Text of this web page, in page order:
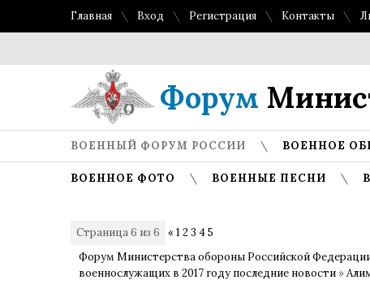
Главная Вход Регистрация Контакты
Форум
ВОЕННЫЙ ФОРУМ РОССИИ ВОЕННОЕ
ВОЕННОЕ ФОТО ВОЕННЫЕ ПЕСНИ
Страница6 из 6 « 1 2 3 45
Форум Министерства обороны Российской
военнослужащих в 2017 году последние новости »